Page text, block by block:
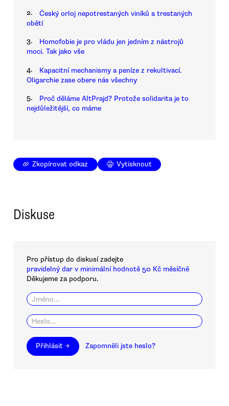
2.
Český orloj nepotrestaných viníků a trestaných
obětí
3.
Homofobie je pro vládu jen jedním z nástrojů
moci. Tak jako vše
4.
Kapacitní mechanismy a peníze z rekultivací.
Oligarchie zase obere nás všechny
5.
Proč děláme AltPrajd? Protože solidarita je to
nejdůležitější, co máme
Zkopírovat odkaz Vytisknout
Diskuse
Pro přístup do diskusí zadejte
pravidelný dar v minimální hodnotě 50 Kč měsíčně
Děkujeme za podporu.
Přihlásit → Zapomněli jste heslo?